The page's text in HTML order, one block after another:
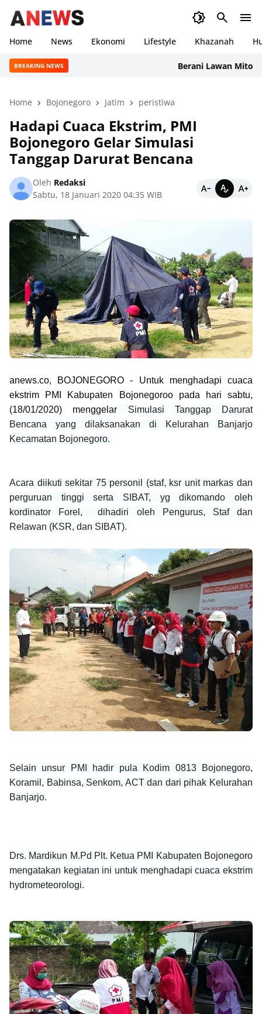
Home News Ekonomi Lifestyle Khazanah
BREAKING NEWS Berani Lawan Mitos,
Home Bojonegoro Jatim peristiwa
Hadapi Cuaca Ekstrim, PMI
Bojonegoro Gelar Simulasi
Tanggap Darurat Bencana
Oleh Redaksi
Sabtu, 18 Januari 2020 04:35 WIB
anews.co, BOJONEGORO - Untuk menghadapi cuaca
ekstrim PMI Kabupaten Bojonegoroo pada hari sabtu,
(18/01/2020) menggelar Simulasi Tanggap Darurat
Bencana yang dilaksanakan di
Kelurahan Banjarjo
Kecamatan Bojonegoro.
Acara diikuti sekitar 75 personil (staf, ksr unit markas dan
perguruan tinggi serta SIBAT, yg dikomando oleh
kordinator Forel, dihadiri oleh Pengurus, Staf dan
Relawan (KSR, dan SIBAT).
Selain unsur PMI hadir pula Kodim 0813 Bojonegoro,
Koramil, Babinsa, Senkom, ACT dan dari pihak Kelurahan
Banjarjo.
Drs. Mardikun M.Pd Plt. Ketua PMI Kabupaten Bojonegoro
mengatakan kegiatan ini untuk menghadapi cuaca ekstrim
hydrometeorologi.